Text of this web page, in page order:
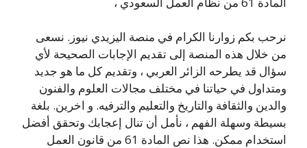
نرحب بكم زوارنا الكرام في منصة اليزيدي نيوز. نسعى
من خلال هذه المنصة إلى تقديم الإجابات الصحيحة لأي
سؤال قد يطرحه الزائر العربي ، وتقديم كل ما هو جديد
ومتداول في حياتنا في مختلف مجالات العلوم والفنون
والدين والثقافة والتاريخ والتعليم والترفيه. و اخرين. بلغة
بسيطة وسهلة الفهم ، نأمل أن تنال إعجابك وتحقق أفضل
استخدام ممكن. هذا نص المادة 61 من قانون العمل